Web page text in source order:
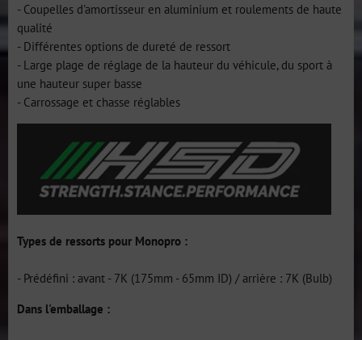
- Coupelles d'amortisseur en aluminium et roulements de haute
qualité
- Différentes options de dureté de ressort
- Large plage de réglage de la hauteur du véhicule, du sport à
une hauteur super basse
- Carrossage et chasse réglables
Types de ressorts pour Monopro :
- Prédéfini : avant - 7K (175mm - 65mm ID) / arrière : 7K (Bulb)
Dans l'emballage :